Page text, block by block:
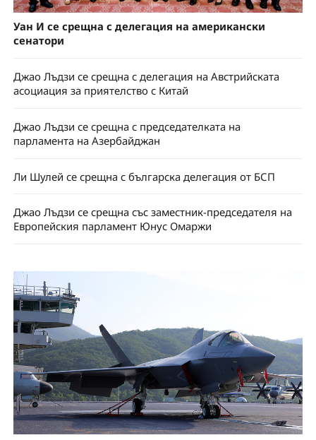
Уан И се срещна с делегация на американски
сенатори
Джао Лъдзи се срещна с делегация на Австрийската
асоциация за приятелство с Китай
Джао Лъдзи се срещна с председателката на
парламента на Азербайджан
Ли Шулей се срещна с българска делегация от БСП
Джао Лъдзи се срещна със заместник-председателя на
Европейския парламент Юнус Омаржи